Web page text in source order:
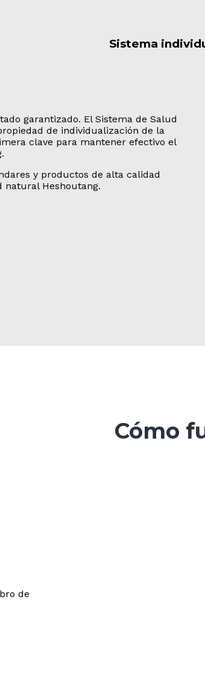
Sistema
garantizado. El Sistema de Salud
de individualización de la
clave para mantener efectivo el
y productos de alta calidad
natural Heshoutang.
Cómo
de